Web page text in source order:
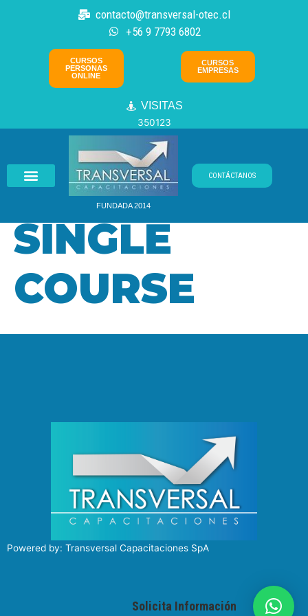
contacto@transversal-otec.cl
+56 9 7793 6802
CURSOS
PERSONAS
ONLINE
CURSOS
EMPRESAS
VISITAS
350123
FUNDADA 2014
CONTÁCTANOS
SINGLE
COURSE
Powered by: Transversal Capacitaciones SpA
Solicita Información